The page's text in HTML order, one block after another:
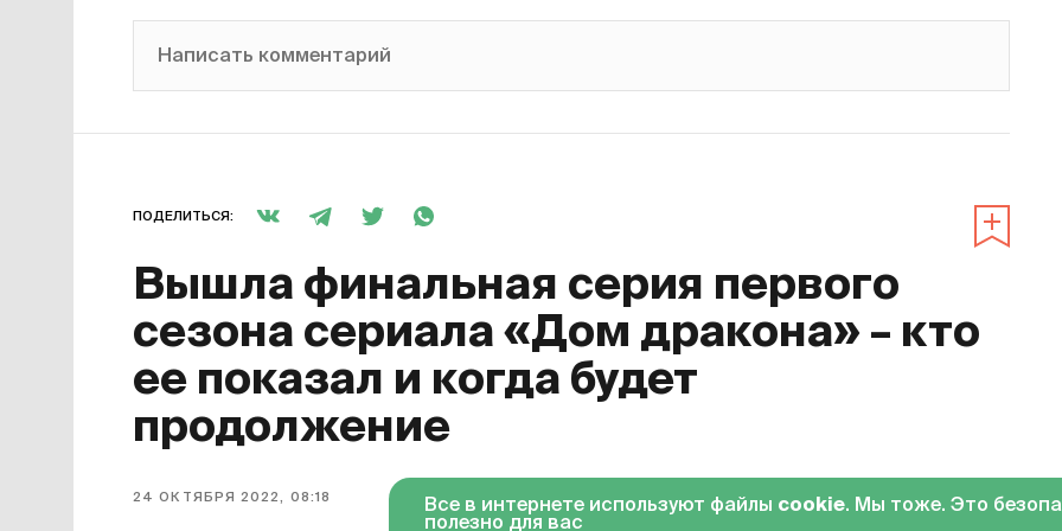
Написать комментарий
ПОДЕЛИТЬСЯ:
Вышла финальная серия первого
сезона сериала «Дом дракона» – кто
ее показал и когда будет
продолжение
24 ОКТЯБРЯ 2022, 08:18 0
Все в интернете используют файлы cookie. Мы тоже. Это
полезно для вас